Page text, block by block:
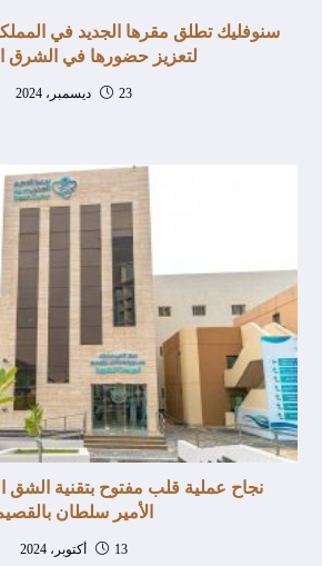
سنوفليك تطلق مقرها الجديد في
لتعزيز حضورها في الشرق
23 ديسمبر، 2024
نجاح عملية قلب مفتوح بتقنية الشق
الأمير سلطان
13 أكتوبر، 2024